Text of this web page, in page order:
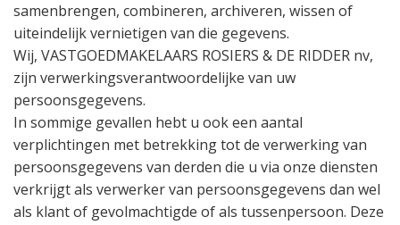
samenbrengen, combineren, archiveren, wissen of
uiteindelijk vernietigen van die gegevens.
Wij, VASTGOEDMAKELAARS ROSIERS & DE RIDDER nv,
zijn verwerkingsverantwoordelijke van uw
persoonsgegevens.
In sommige gevallen hebt u ook een aantal
verplichtingen met betrekking tot de verwerking van
persoonsgegevens van derden die u via onze diensten
verkrijgt als verwerker van persoonsgegevens dan wel
als klant of gevolmachtigde of als tussenpersoon. Deze